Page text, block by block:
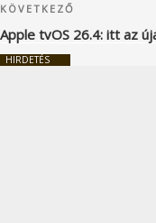
Következő
bejegyzés
KÖVETKEZŐ
Apple tvOS 26.4: itt az
HIRDETÉS